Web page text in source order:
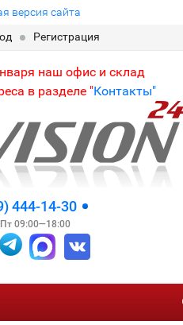
версия сайта
Регистрация
наш офис и склад
в разделе "Контакты"
444-14-30
09:00—18:00